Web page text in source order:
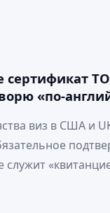
виз в США и